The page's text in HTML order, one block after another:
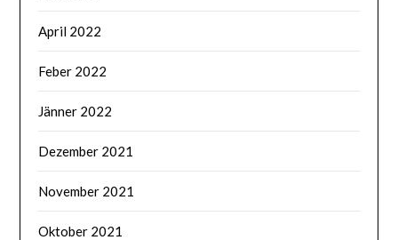
April 2022
Feber 2022
Jänner 2022
Dezember 2021
November 2021
Oktober 2021